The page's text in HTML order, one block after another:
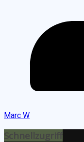
Marc W
Schnellzugriff